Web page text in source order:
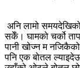
अनि लामो
सकेँ। घामको चर्को
पानी खोज्न म
पनि एक बोतल